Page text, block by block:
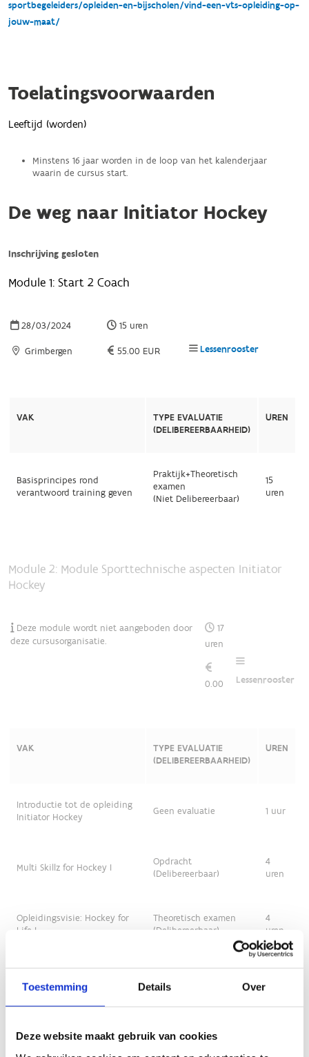
Toestemming Details Over
Deze website maakt gebruik van cookies